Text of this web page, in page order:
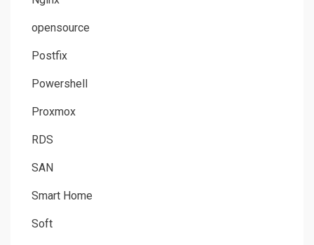
opensource
Postfix
Powershell
Proxmox
RDS
SAN
Smart Home
Soft